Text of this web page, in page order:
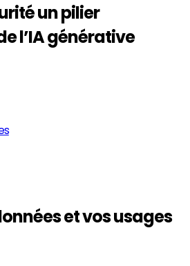
un pilier
l’IA générative
et vos usages